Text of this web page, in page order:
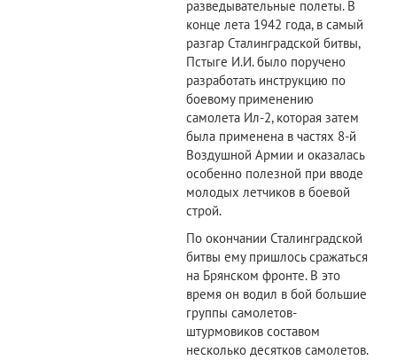
разведывательные полеты. В
конце лета 1942 года, в самый
разгар Сталинградской битвы,
Пстыге И.И. было поручено
разработать инструкцию по
боевому применению
самолета Ил-2, которая затем
была применена в частях 8-й
Воздушной Армии и оказалась
особенно полезной при вводе
молодых летчиков в боевой
строй.
По окончании Сталинградской
битвы ему пришлось сражаться
на Брянском фронте. В это
время он водил в бой большие
группы самолетов-
штурмовиков составом
несколько десятков самолетов.